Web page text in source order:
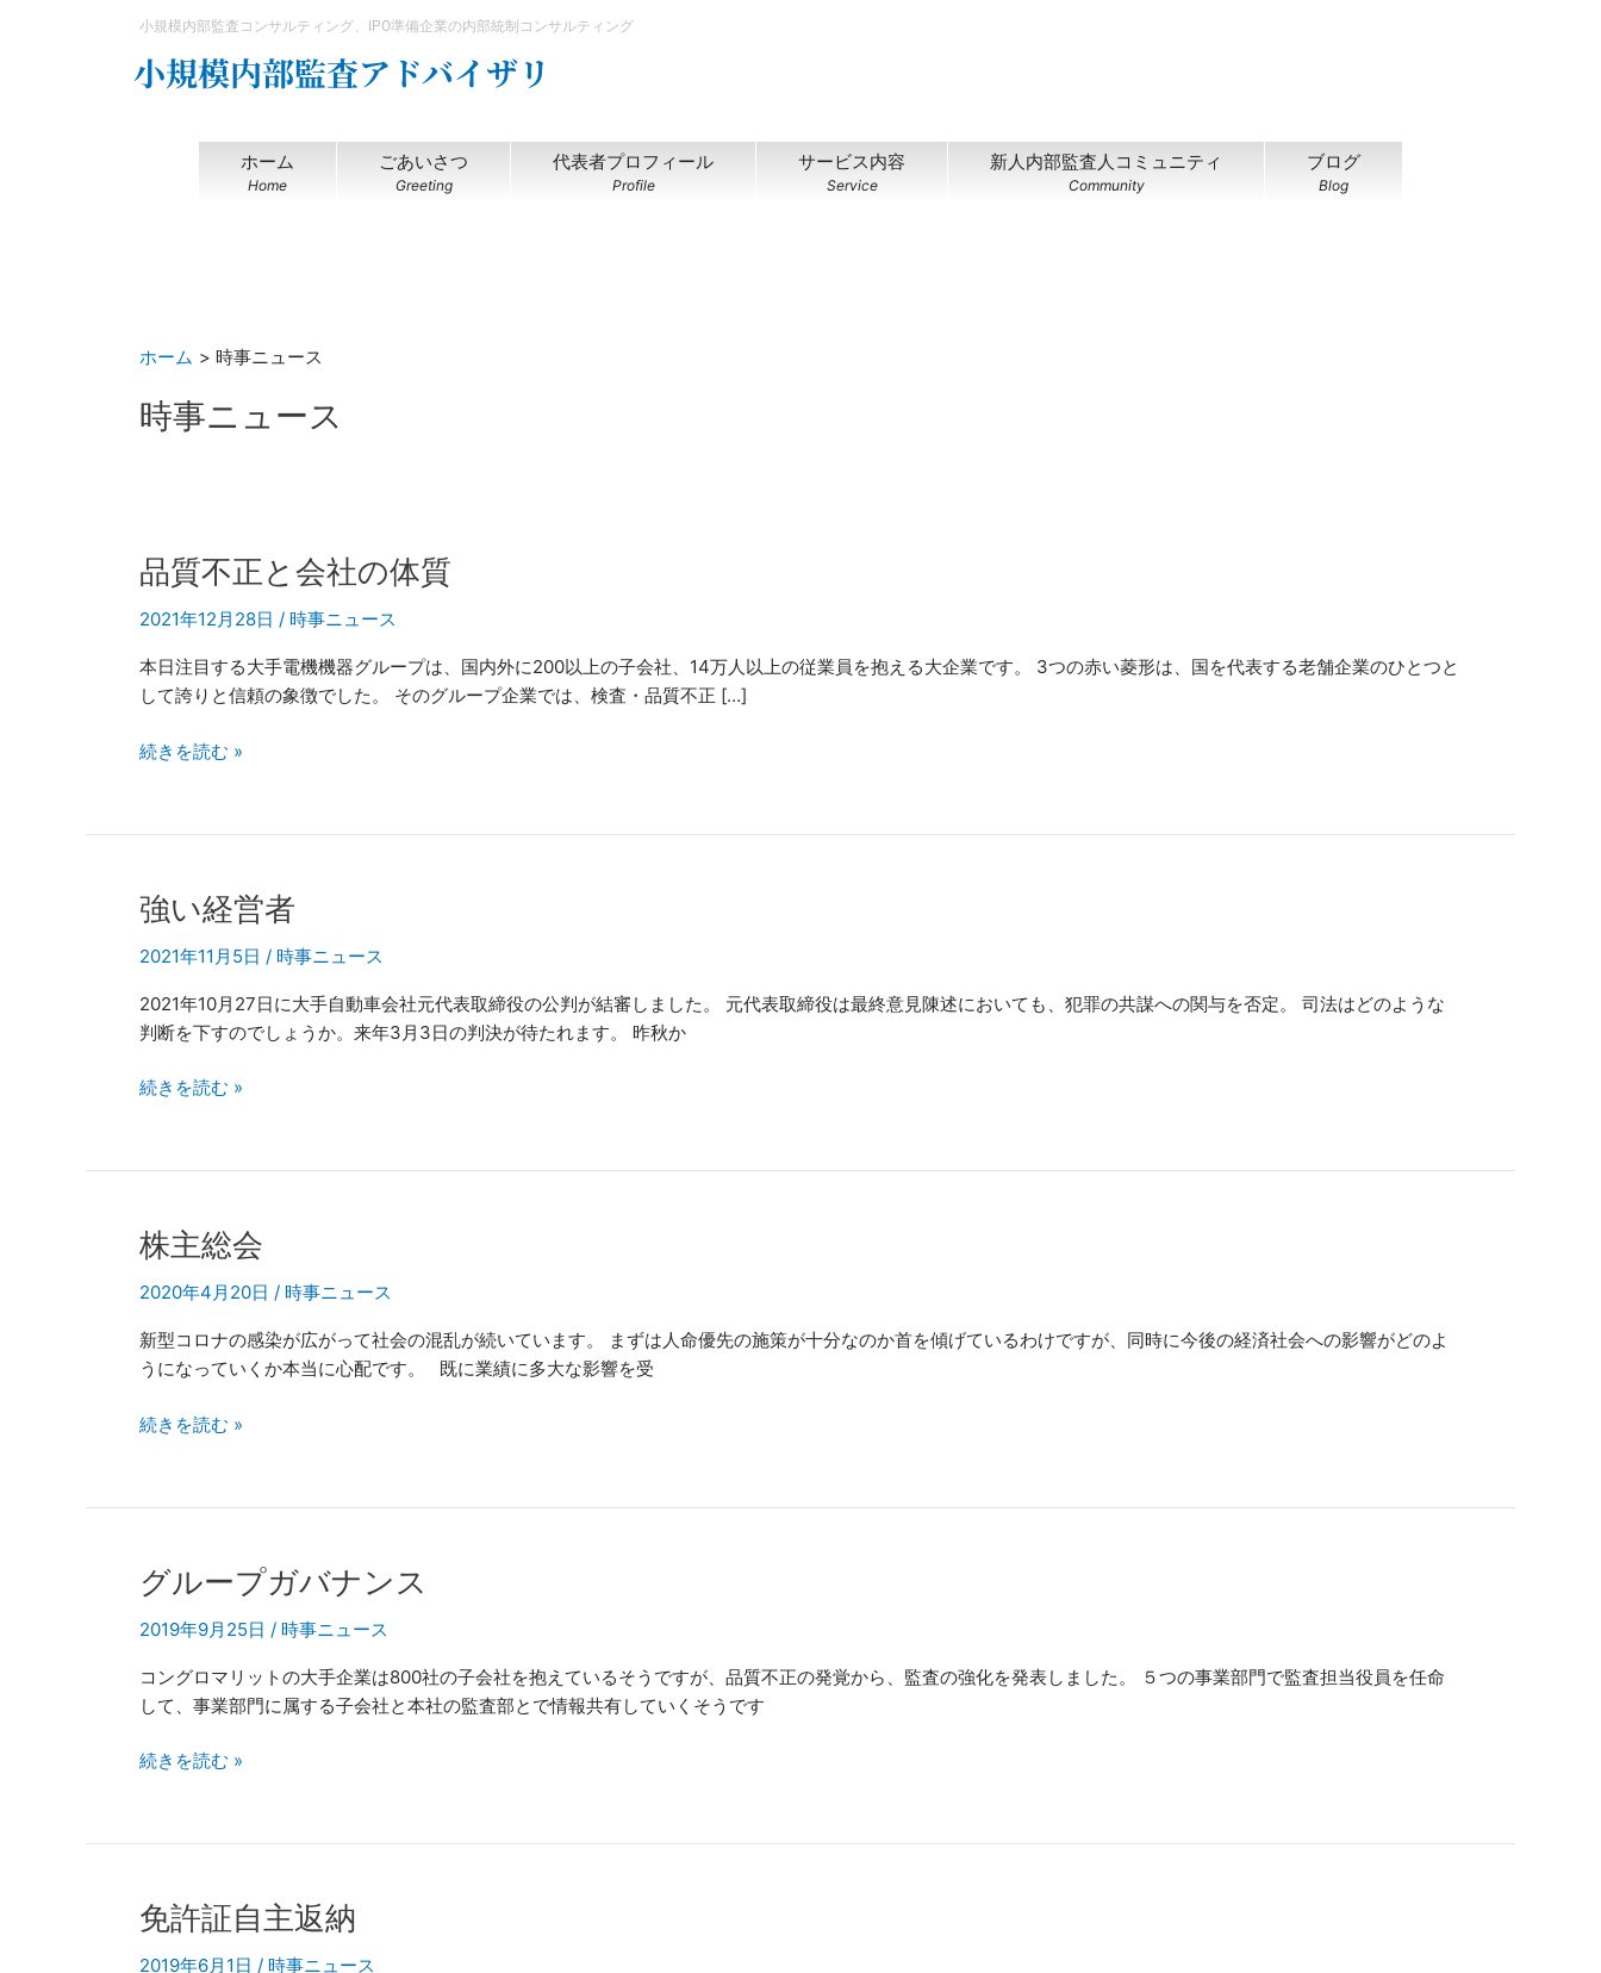
小規模内部監査コンサルティング、IPO準備企業の内部統制コンサルティング
小規模内部監査アドバイザリ
ホーム
Home
ごあいさつ
Greeting
代表者プロフィール
Profile
サービス内容
Service
新人内部監査人コミュニティ
Community
ブログ
Blog
ホーム 時事ニュース
時事ニュース
品質不正と会社の体質
2021年12月28日 / 時事ニュース
本日注目する大手電機機器グループは、国内外に200以上の子会社、14万人以上の従業員を抱える大企業です。 3つの赤い菱形は、国を代表する老舗企業のひとつと
して誇りと信頼の象徴でした。 そのグループ企業では、検査・品質不正 […]
品
質
不
と
会
の
続きを読む »
強い経営者
2021年11月5日 / 時事ニュース
2021年10月27日に大手自動車会社元代表取締役の公判が結審しました。 元代表取締役は最終意見陳述においても、犯罪の共謀への関与を否定。 司法はどのような
判断を下すのでしょうか。来年3月3日の判決が待たれます。 昨秋か
強
い
経
者
続きを読む »
株主総会
2020年4月20日 / 時事ニュース
新型コロナの感染が広がって社会の混乱が続いています。 まずは人命優先の施策が十分なのか首を傾げているわけですが、同時に今後の経済社会への影響がどのよ
うになっていくか本当に心配です。 既に業績に多大な影響を受
株
主
総
続きを読む »
グループガバナンス
2019年9月25日 / 時事ニュース
コングロマリットの大手企業は800社の子会社を抱えているそうですが、品質不正の発覚から、監査の強化を発表しました。 ５つの事業部門で監査担当役員を任命
して、事業部門に属する子会社と本社の監査部とで情報共有していくそうです
グ
ル
ー
ガ
バ
ン
続きを読む »
免許証自主返納
2019年6月1日 / 時事ニュース
免
許
証